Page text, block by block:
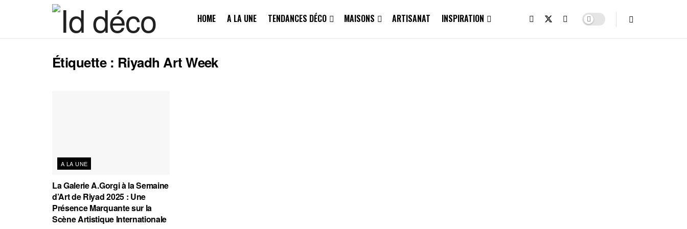
HOME A LA UNE TENDANCES DÉCO MAISONS ARTISANAT INSPIRATION
Étiquette : Riyadh Art Week
A LA UNE
La Galerie A.Gorgi à la Semaine
d’Art de Riyad 2025 : Une
Présence Marquante sur la
Scène Artistique Internationale